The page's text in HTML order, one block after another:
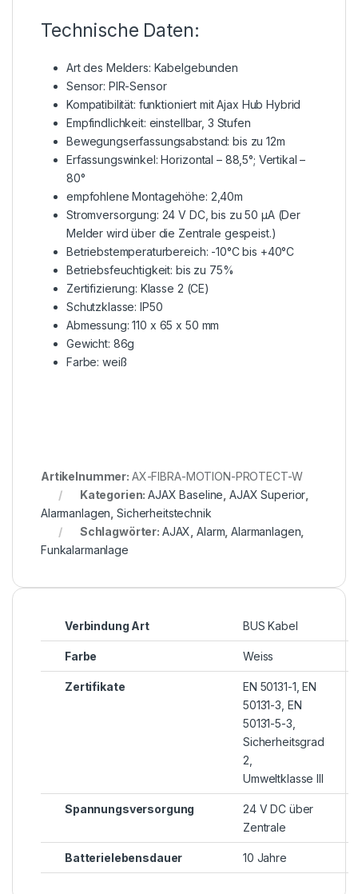
Technische Daten:
Art des Melders: Kabelgebunden
Sensor: PIR-Sensor
Kompatibilität: funktioniert mit Ajax Hub Hybrid
Empfindlichkeit: einstellbar, 3 Stufen
Bewegungserfassungsabstand: bis zu 12m
Erfassungswinkel: Horizontal – 88,5°; Vertikal –
80°
empfohlene Montagehöhe: 2,40m
Stromversorgung: 24 V DC, bis zu 50 µA (Der
Melder wird über die Zentrale gespeist.)
Betriebstemperaturbereich: -10°C bis +40°C
Betriebsfeuchtigkeit: bis zu 75%
Zertifizierung: Klasse 2 (CE)
Schutzklasse: IP50
Abmessung: 110 x 65 x 50 mm
Gewicht: 86g
Farbe: weiß
Artikelnummer: AX-FIBRA-MOTION-PROTECT-W
Kategorien:AJAX Baseline ,AJAX Superior
Alarmanlagen ,Sicherheitstechnik
Schlagwörter: AJAX ,Alarm ,Alarmanlagen
Funkalarmanlage
Verbindung Art BUS Kabel
Farbe Weiss
Zertifikate
EN 50131-1, EN
50131-3, EN
50131-5-3,
Sicherheitsgrad
2,
Umweltklasse III
Spannungsversorgung
24 V DC über
Zentrale
Batterielebensdauer 10 Jahre